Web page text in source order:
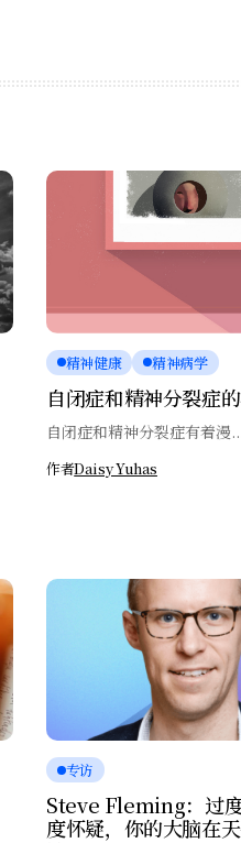
精神健康 精神病学
自闭症和精神分裂症
自闭症和精神分裂症有着漫
作者Daisy Yuhas
专访
Steve Fleming：过
度怀疑，你的大脑在